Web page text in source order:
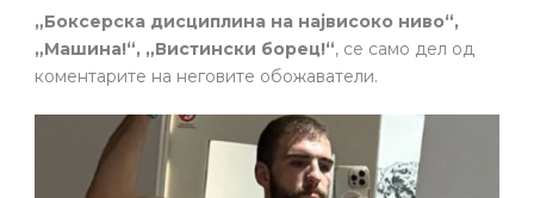
„Боксерска дисциплина на највисоко ниво“,
„Машина!“, „Вистински борец!“, се само дел од
коментарите на неговите обожаватели.